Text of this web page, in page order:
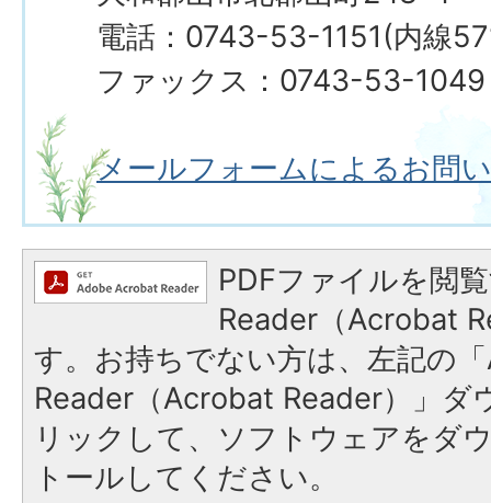
電話：0743-53-1151(内線
ファックス：0743-53-1049
メールフォームによるお問
PDFファイルを閲
Reader（Acrobat
す。お持ちでない方は、左記の
Reader（Acrobat Reader）」ダ
リックして、ソフトウェアをダ
トールしてください。